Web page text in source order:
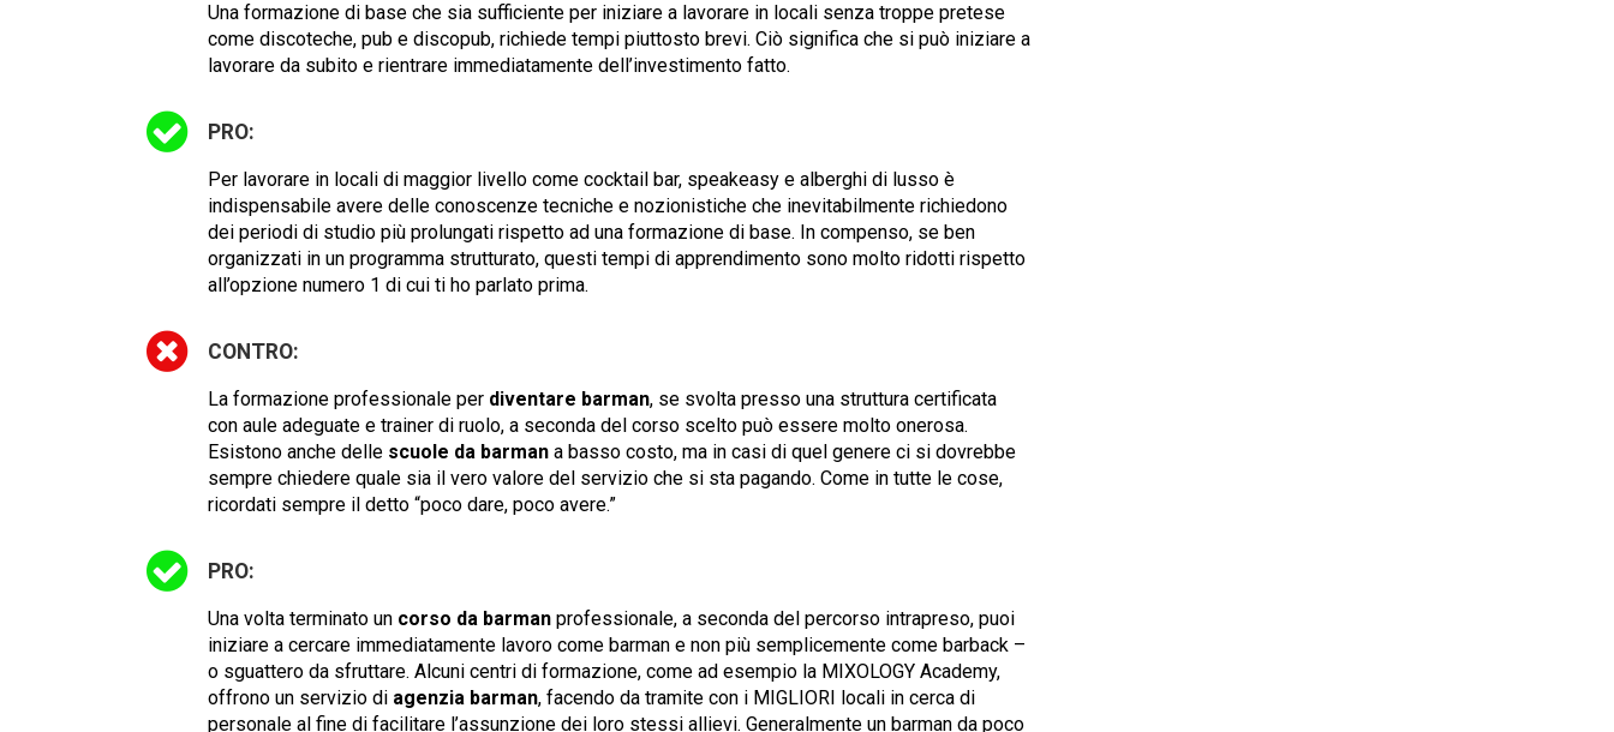
Una formazione di base che sia sufficiente per iniziare a lavorare in locali senza troppe pretese
come discoteche, pub e discopub, richiede tempi piuttosto brevi. Ciò significa che si può iniziare a
lavorare da subito e rientrare immediatamente dell’investimento fatto.
PRO:
Per lavorare in locali di maggior livello come cocktail bar, speakeasy e alberghi di lusso è
indispensabile avere delle conoscenze tecniche e nozionistiche che inevitabilmente richiedono
dei periodi di studio più prolungati rispetto ad una formazione di base. In compenso, se ben
organizzati in un programma strutturato, questi tempi di apprendimento sono molto ridotti rispetto
all’opzione numero 1 di cui ti ho parlato prima.
CONTRO:
La formazione professionale per diventare barman, se svolta presso una struttura certificata
con aule adeguate e trainer di ruolo, a seconda del corso scelto può essere molto onerosa.
Esistono anche delle scuole da barmana basso costo, ma in casi di quel genere ci si dovrebbe
sempre chiedere quale sia il vero valore del servizio che si sta pagando. Come in tutte le cose,
ricordati sempre il detto “poco dare, poco avere.”
PRO:
Una volta terminato un corso da barmanprofessionale, a seconda del percorso intrapreso, puoi
iniziare a cercare immediatamente lavoro come barman e non più semplicemente come barback –
o sguattero da sfruttare. Alcuni centri di formazione, come ad esempio la MIXOLOGY Academy,
offrono un servizio di agenzia barman, facendo da tramite con i MIGLIORI locali in cerca di
personale al fine di facilitare l’assunzione dei loro stessi allievi. Generalmente un barman da poco